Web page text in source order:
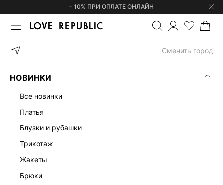
– 10% ПРИ ОПЛАТЕ ОНЛАЙН
Сменить город
НОВИНКИ
все новинки
платья
блузки и рубашки
трикотаж
жакеты
брюки
ГЛАВНАЯ ЖАКЕТ ПРИТАЛЕННОГО КРОЯ